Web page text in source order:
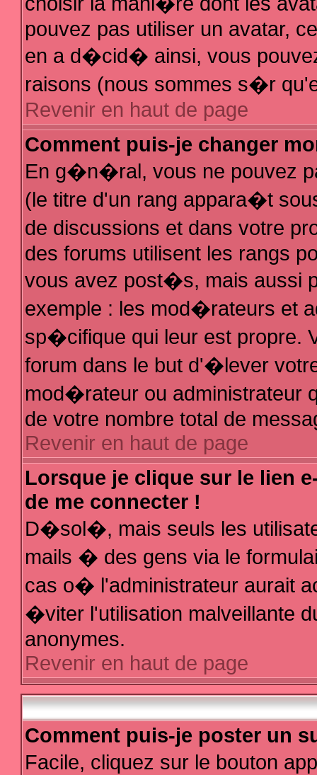
pouvez pas utiliser un avatar,
en a d�cid� ainsi, vous
raisons (nous sommes s�r
Revenir en haut de page
Comment puis-je changer
En g�n�ral, vous ne pouvez
(le titre d'un rang appara�t
de discussions et dans votre
des forums utilisent les rangs
vous avez post�s, mais aussi
exemple : les mod�rateurs et
sp�cifique qui leur est propre.
forum dans le but d'�lever
mod�rateur ou administrateur
de votre nombre total de
Revenir en haut de page
Lorsque je clique sur le lien
de me connecter !
D�sol�, mais seuls les
mails � des gens via le
cas o� l'administrateur aurait
�viter l'utilisation malveillante
anonymes.
Revenir en haut de page
Comment puis-je poster un
Facile, cliquez sur le bouton